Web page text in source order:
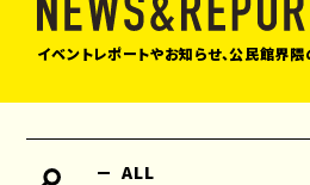
イベントレポートやお知らせ、公民館界隈
ALL